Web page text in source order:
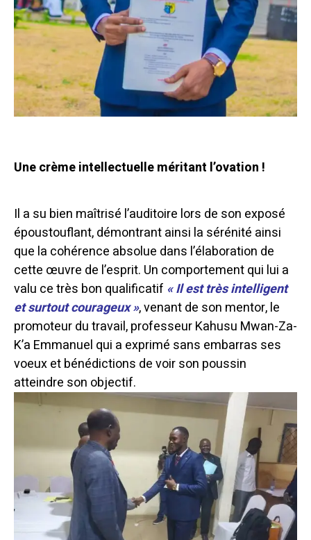
Une crème intellectuelle méritant l’ovation !
Il a su bien maîtrisé l’auditoire lors de son exposé
époustouflant, démontrant ainsi la sérénité ainsi
que la cohérence absolue dans l’élaboration de
cette œuvre de l’esprit. Un comportement qui lui a
valu ce très bon qualificatif « Il est très intelligent
et surtout courageux », venant de son mentor, le
promoteur du travail, professeur Kahusu Mwan-Za-
K’a Emmanuel qui a exprimé sans embarras ses
voeux et bénédictions de voir son poussin
atteindre son objectif.